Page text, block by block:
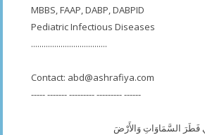
MBBS, FAAP, DABP, DABPID
Pediatric Infectious Diseases
....................................
Contact: abd@ashrafiya.com
----- ------- --------- --------- ------
السَّمَاوَاتِ وَالأَرْضَ